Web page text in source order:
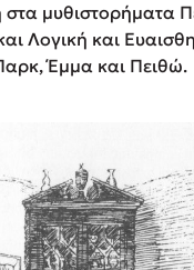
στα μυθιστορήματα
Λογική και
Έμμα και Πειθώ.